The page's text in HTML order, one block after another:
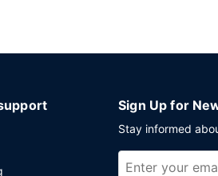
Sign Up for
Stay informed